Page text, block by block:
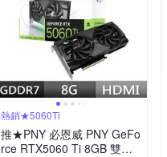
熱銷★5060Ti
推★PNY 必恩威 PNY GeFo
rce RTX5060 Ti 8GB 雙風